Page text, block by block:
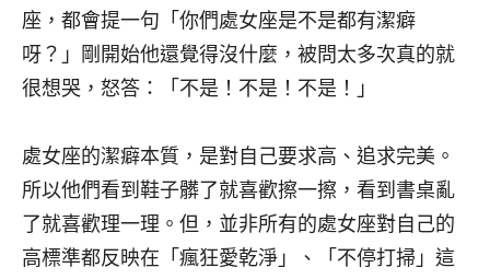
座，都會提一句「你們處女座是不是都有潔癖
呀？」剛開始他還覺得沒什麼，被問太多次真的就
很想哭，怒答：「不是！不是！不是！」
處女座的潔癖本質，是對自己要求高、追求完美。
所以他們看到鞋子髒了就喜歡擦一擦，看到書桌亂
了就喜歡理一理。但，並非所有的處女座對自己的
高標準都反映在「瘋狂愛乾淨」、「不停打掃」這